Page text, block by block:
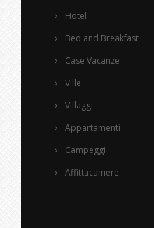
Hotel
Bed and Breakfast
Case Vacanze
Ville
Villaggi
Appartamenti
Campeggi
Affittacamere